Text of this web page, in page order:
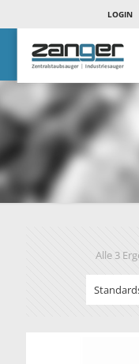
LOGIN
Alle 3